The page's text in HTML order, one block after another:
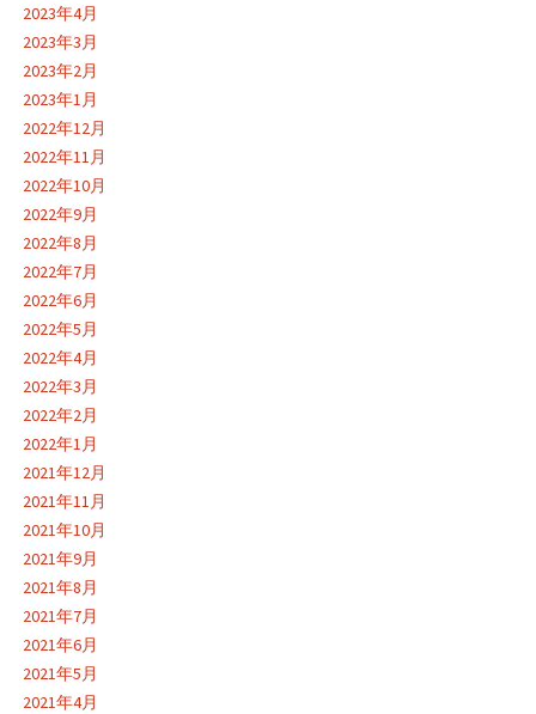
2023年4月
2023年3月
2023年2月
2023年1月
2022年12月
2022年11月
2022年10月
2022年9月
2022年8月
2022年7月
2022年6月
2022年5月
2022年4月
2022年3月
2022年2月
2022年1月
2021年12月
2021年11月
2021年10月
2021年9月
2021年8月
2021年7月
2021年6月
2021年5月
2021年4月